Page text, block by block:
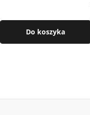
Do koszyka